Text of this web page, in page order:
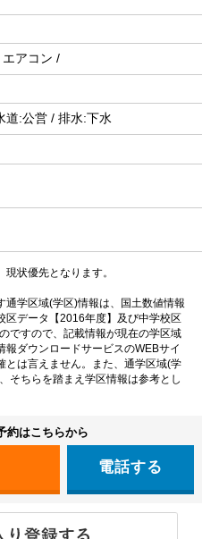
アコン /
道:公営 / 排水:下水
状優先となります。
通学区域(学区)情報は、国土数値情報
区データ【2016年度】及び中学校区
ですので、記載情報が現在の学区域
報ダウンロードサービスのWEBサイ
とは言えません。また、通学区域(学
そちらを踏まえ学区情報は参考とし
約はこちらから
電話する